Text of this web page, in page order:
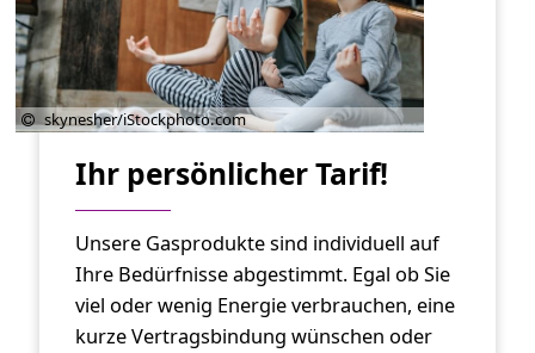
skynesher/iStockphoto.com
Ihr persönlicher Tarif!
Unsere Gasprodukte sind individuell auf
Ihre Bedürfnisse abgestimmt. Egal ob Sie
viel oder wenig Energie verbrauchen, eine
kurze Vertragsbindung wünschen oder